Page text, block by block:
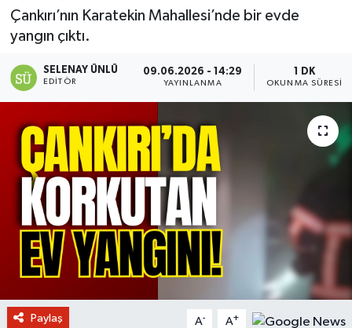
Çankırı’nın Karatekin Mahallesi’nde bir evde
yangın çıktı.
SELENAY ÜNLÜ
EDITÖR
09.06.2026 - 14:29
YAYINLANMA
1 DK
OKUNMA SÜRESI
Paylaş A- A+